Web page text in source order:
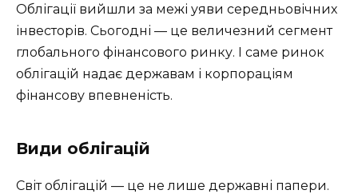
Облігації вийшли за межі уяви середньовічних
інвесторів. Сьогодні — це величезний сегмент
глобального фінансового ринку. І саме ринок
облігацій надає державам і корпораціям
фінансову впевненість.
Види облігацій
Світ облігацій — це не лише державні папери.